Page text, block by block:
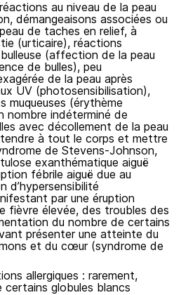
au niveau de la peau
démangeaisons associées ou
de taches en relief, à
(urticaire), réactions
(affection de la peau
de bulles), peu
de la peau après
UV (photosensibilisation),
muqueuses (érythème
nombre indéterminé de
avec décollement de la peau
à tout le corps et mettre
de Stevens-Johnson,
exanthématique aiguë
fébrile aiguë due au
d’hypersensibilité
par une éruption
fièvre élevée, des troubles des
du nombre de certains
présenter une atteinte du
et du cœur (syndrome de
allergiques : rarement,
globules blancs